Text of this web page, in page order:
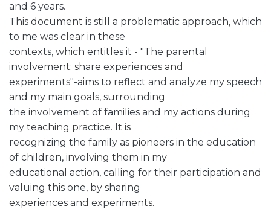
and 6 years.
This document is still a problematic approach, which
to me was clear in these
contexts, which entitles it - "The parental
involvement: share experiences and
experiments"-aims to reflect and analyze my speech
and my main goals, surrounding
the involvement of families and my actions during
my teaching practice. It is
recognizing the family as pioneers in the education
of children, involving them in my
educational action, calling for their participation and
valuing this one, by sharing
experiences and experiments.